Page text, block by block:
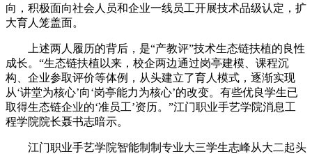
向，积极面向社会人员和企业一线员工开展技术品级认定，扩
大育人笼盖面。
上述两人履历的背后，是“产教评”技术生态链扶植的良性
成长。“生态链扶植以来，校企两边通过岗亭建模、课程沉
构、企业参取评价等体例，从头建立了育人模式，逐渐实现
从‘讲堂为核心’向‘岗亭能力为核心’的改变。有些优良学生已
取得生态链企业的‘准员工’资历。”江门职业手艺学院消息工
程学院院长聂书志暗示。
江门职业手艺学院智能制制专业大三学生志峰从大二起头